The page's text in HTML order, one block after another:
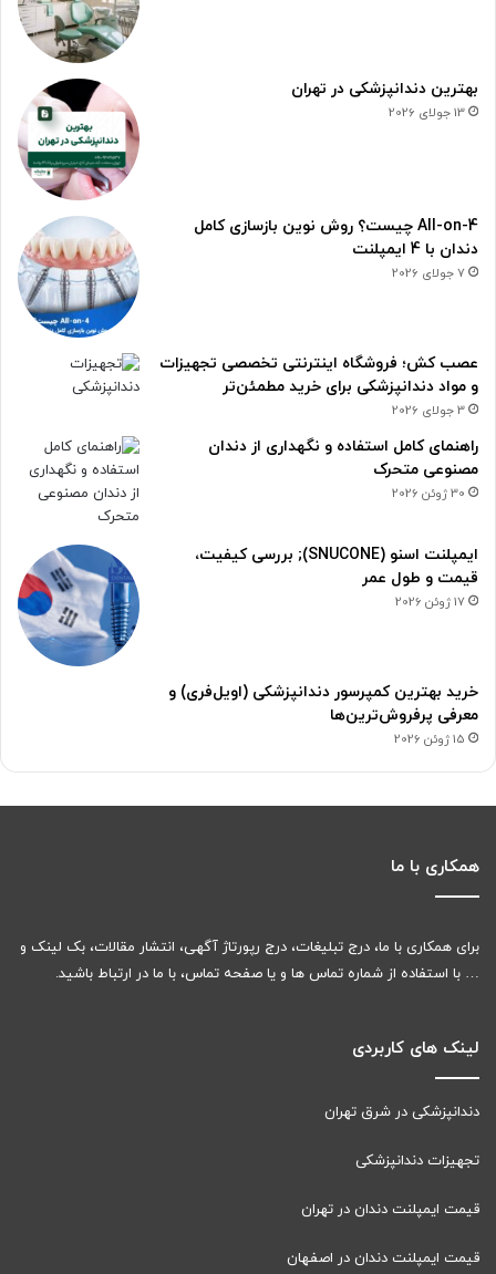
بهترین دندانپزشکی در تهران
13 جولای 2026
All-on-4 چیست؟ روش نوین بازسازی کامل
دندان با 4 ایمپلنت
7 جولای 2026
عصب کش؛ فروشگاه اینترنتی تخصصی تجهیزات
و مواد دندانپزشکی برای خرید مطمئن‌تر
3 جولای 2026
راهنمای کامل استفاده و نگهداری از دندان
مصنوعی متحرک
30 ژوئن 2026
ایمپلنت اسنو (SNUCONE); بررسی کیفیت،
قیمت و طول عمر
17 ژوئن 2026
خرید بهترین کمپرسور دندانپزشکی (اویل‌فری) و
معرفی پرفروش‌ترین‌ها
15 ژوئن 2026
همکاری با ما
برای همکاری با ما، درج تبلیغات، درج رپورتاژ آگهی، انتشار مقالات، بک لینک و
… با استفاده از شماره تماس ها و یا صفحه تماس، با ما در ارتباط باشید.
لینک های کاربردی
دندانپزشکی در شرق تهران
تجهیزات دندانپزشکی
قیمت ایمپلنت دندان در تهران
قیمت ایمپلنت دندان در اصفهان